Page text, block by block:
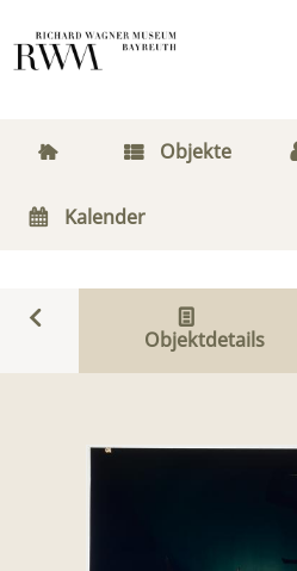
Objekte
Kalender
Objektdetails